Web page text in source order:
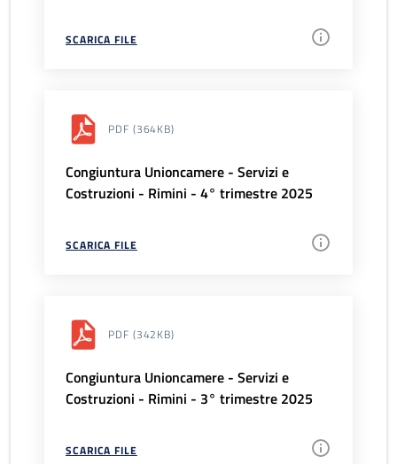
SCARICA FILE
PDF (364KB)
Congiuntura Unioncamere - Servizi e
Costruzioni - Rimini - 4° trimestre 2025
SCARICA FILE
PDF (342KB)
Congiuntura Unioncamere - Servizi e
Costruzioni - Rimini - 3° trimestre 2025
SCARICA FILE